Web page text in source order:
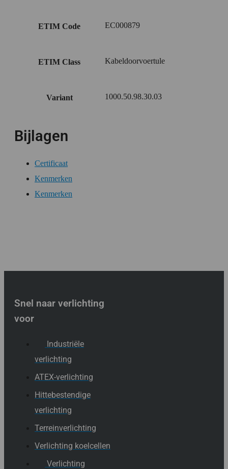
ETIM Code EC000879
ETIM Class Kabeldoorvoertule
Variant 1000.50.98.30.03
Bijlagen
Certificaat
Kenmerken
Kenmerken
Snel naar verlichting
voor
Industriële
verlichting
ATEX-verlichting
Hittebestendige
verlichting
Terreinverlichting
Verlichting koelcellen
Verlichting